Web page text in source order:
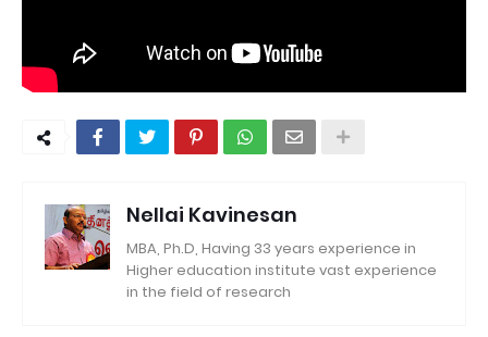
Nellai Kavinesan
MBA, Ph.D, Having 33 years experience in
Higher education institute vast experience
in the field of research